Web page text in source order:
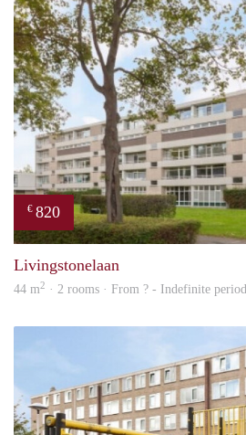
€ 820
Livingstonelaan
44 m2 · 2 rooms · From ? - Indefinite period